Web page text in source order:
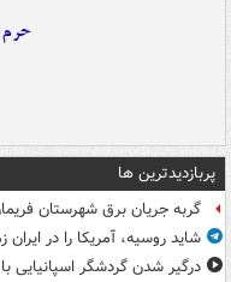
حرم
پربازدیدترین ها
گربه جریان برق شهرستان
شاید روسیه، آمریکا را در ایران
درگیر شدن گردشگر اسپانیایی